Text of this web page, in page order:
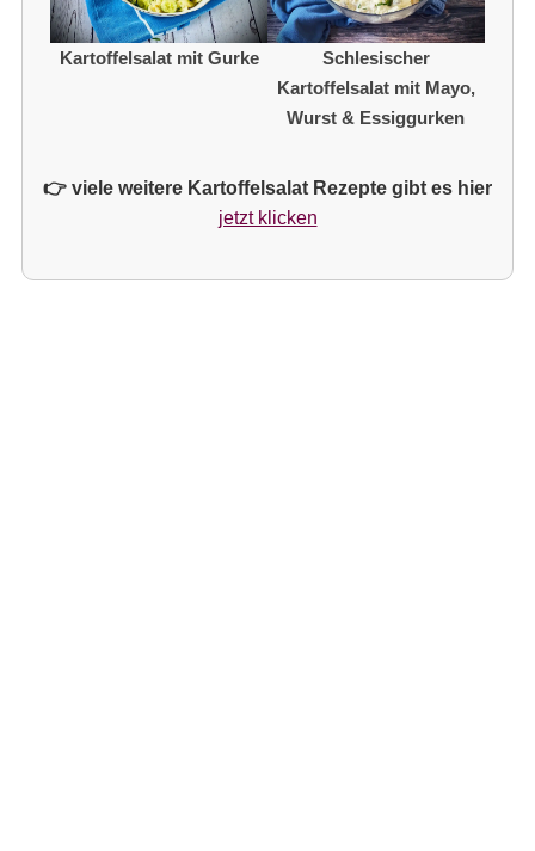
Kartoffelsalat mit Gurke
Schlesischer
Kartoffelsalat mit Mayo,
Wurst & Essiggurken
👉 viele weitere Kartoffelsalat Rezepte gibt es hier
jetzt klicken